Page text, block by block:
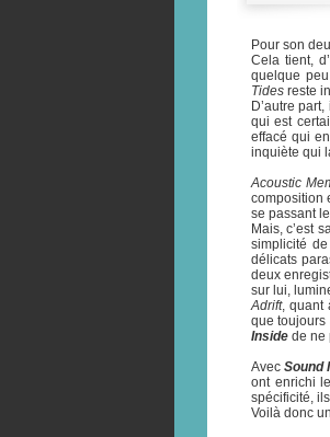
Pour son
Cela tient,
quelque
Tides reste
D’autre
qui est
effacé qui
inquiète qui
Acoustic
composition
se passant
Mais, c’est
simplicité
délicats
deux
sur lui,
Adrift, quant
que toujours
Inside de ne
AvecSound
ont enrichi
spécificité,
Voilà donc